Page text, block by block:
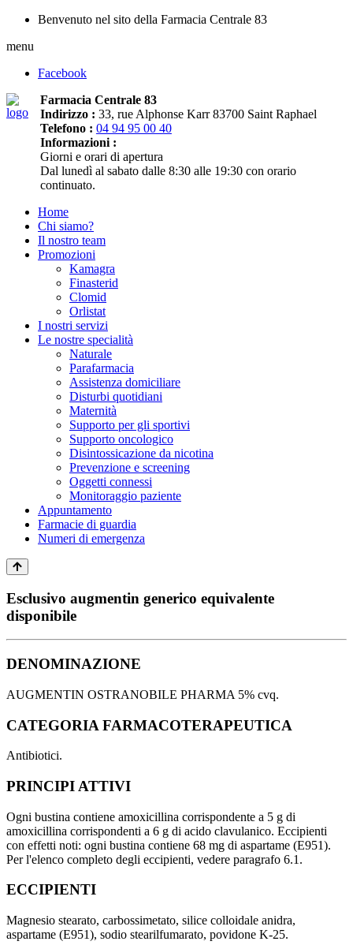
Benvenuto nel sito della Farmacia Centrale 83
menu
Facebook
Farmacia Centrale 83
Indirizzo : 33, rue Alphonse Karr 83700 Saint Raphael
Telefono : 04 94 95 00 40
Informazioni :
Giorni e orari di apertura
Dal lunedì al sabato dalle 8:30 alle 19:30 con orario
continuato.
Home
Chi siamo?
Il nostro team
Promozioni
Kamagra
Finasterid
Clomid
Orlistat
I nostri servizi
Le nostre specialità
Naturale
Parafarmacia
Assistenza domiciliare
Disturbi quotidiani
Maternità
Supporto per gli sportivi
Supporto oncologico
Disintossicazione da nicotina
Prevenzione e screening
Oggetti connessi
Monitoraggio paziente
Appuntamento
Farmacie di guardia
Numeri di emergenza
Esclusivo augmentin generico equivalente
disponibile
DENOMINAZIONE
AUGMENTIN OSTRANOBILE PHARMA 5% cvq.
CATEGORIA FARMACOTERAPEUTICA
Antibiotici.
PRINCIPI ATTIVI
Ogni bustina contiene amoxicillina corrispondente a 5 g di
amoxicillina corrispondenti a 6 g di acido clavulanico. Eccipienti
con effetti noti: ogni bustina contiene 68 mg di aspartame (E951).
Per l'elenco completo degli eccipienti, vedere paragrafo 6.1.
ECCIPIENTI
Magnesio stearato, carbossimetato, silice colloidale anidra,
aspartame (E951), sodio stearilfumarato, povidone K-25.